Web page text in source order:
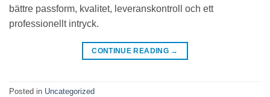
bättre passform, kvalitet, leveranskontroll och ett
professionellt intryck.
CONTINUE READING →
Posted in Uncategorized